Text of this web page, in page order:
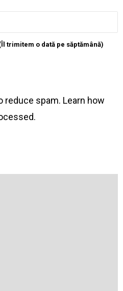
trimitem o dată pe săptămână)
reduce spam. Learn how
.